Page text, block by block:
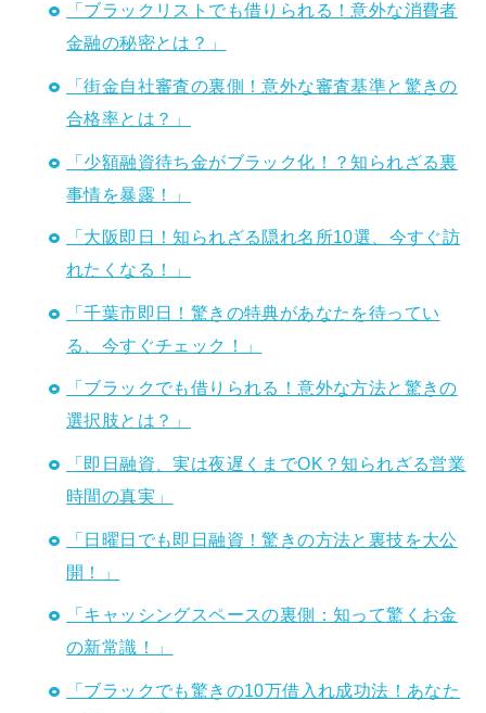
「ブラックリストでも借りられる！意外な消費者
金融の秘密とは？」
「街金自社審査の裏側！意外な審査基準と驚きの
合格率とは？」
「少額融資待ち金がブラック化！？知られざる裏
事情を暴露！」
「大阪即日！知られざる隠れ名所10選、今すぐ訪
れたくなる！」
「千葉市即日！驚きの特典があなたを待ってい
る、今すぐチェック！」
「ブラックでも借りられる！意外な方法と驚きの
選択肢とは？」
「即日融資、実は夜遅くまでOK？知られざる営業
時間の真実」
「日曜日でも即日融資！驚きの方法と裏技を大公
開！」
「キャッシングスペースの裏側：知って驚くお金
の新常識！」
「ブラックでも驚きの10万借入れ成功法！あなた